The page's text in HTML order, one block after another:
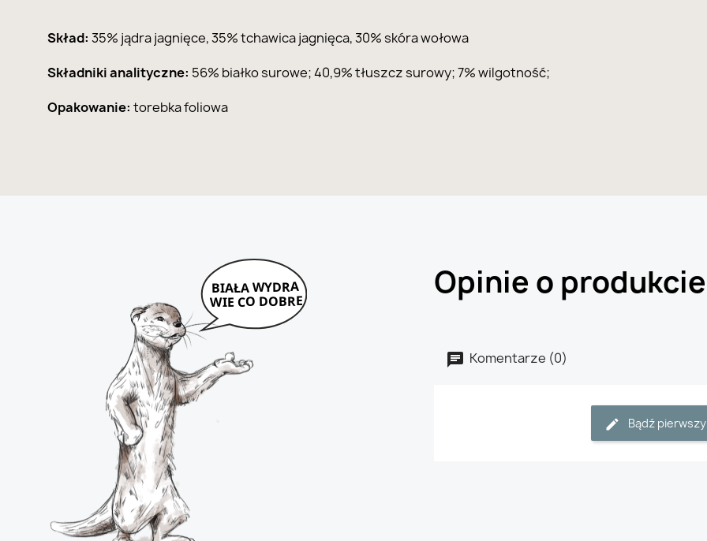
Skład: 35% jądra jagnięce, 35% tchawica jagnięca, 30% skóra wołowa
Składniki analityczne: 56% białko surowe; 40,9% tłuszcz surowy; 7% wilgotność;
Opakowanie: torebka foliowa
Opinie o produkcie
Komentarze (0)
Bądź